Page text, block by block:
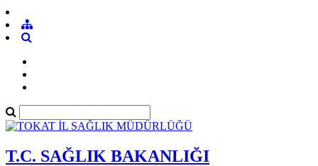
T.C. SAĞLIK BAKANLIĞI